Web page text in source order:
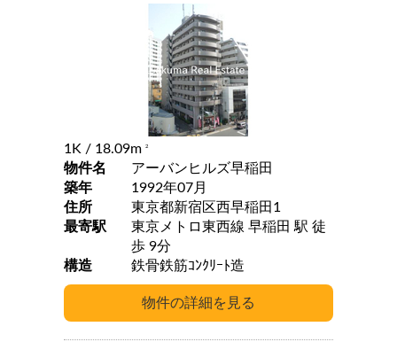
1K / 18.09m 2
物件名
アーバンヒルズ早稲田
築年
1992年07月
住所
東京都新宿区西早稲田1
最寄駅
東京メトロ東西線 早稲田 駅 徒
歩 9分
構造
鉄骨鉄筋ｺﾝｸﾘｰﾄ造